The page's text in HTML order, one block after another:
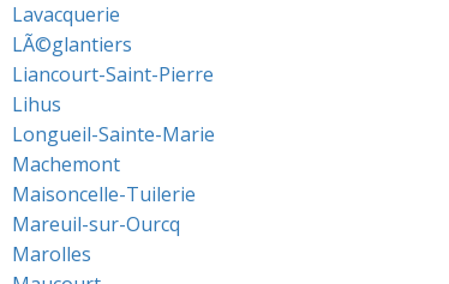
Lavacquerie
LÃ©glantiers
Liancourt-Saint-Pierre
Lihus
Longueil-Sainte-Marie
Machemont
Maisoncelle-Tuilerie
Mareuil-sur-Ourcq
Marolles